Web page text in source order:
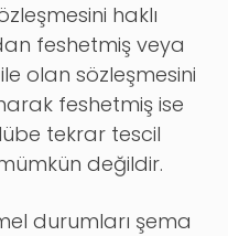
haklı
feshetmiş veya
olan sözleşmesini
feshetmiş ise
tekrar tescil
mümkün değildir.
durumları şema